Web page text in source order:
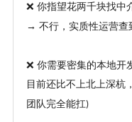
❌ 你指望花两千块找中
→ 不行，实质性运营查
❌ 你需要密集的本地
目前还比不上北上深杭
团队完全能扛)